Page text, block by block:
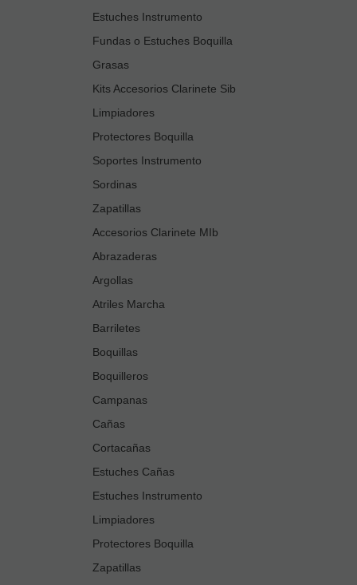
Estuches Instrumento
Fundas o Estuches Boquilla
Grasas
Kits Accesorios Clarinete Sib
Limpiadores
Protectores Boquilla
Soportes Instrumento
Sordinas
Zapatillas
Accesorios Clarinete MIb
Abrazaderas
Argollas
Atriles Marcha
Barriletes
Boquillas
Boquilleros
Campanas
Cañas
Cortacañas
Estuches Cañas
Estuches Instrumento
Limpiadores
Protectores Boquilla
Zapatillas